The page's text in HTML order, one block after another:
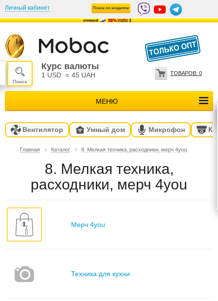
Личный кабинет Поиск по моделям
Курс валюты
1 USD = 45 UAH
МЕНЮ
ТОВАРОВ: 0
Вентилятор Умный дом Микрофон
Главная Каталог 8. Мелкая техника, расходники, мерч 4you
8. Мелкая техника,
расходники, мерч 4you
Мерч 4you
Техника для кухни